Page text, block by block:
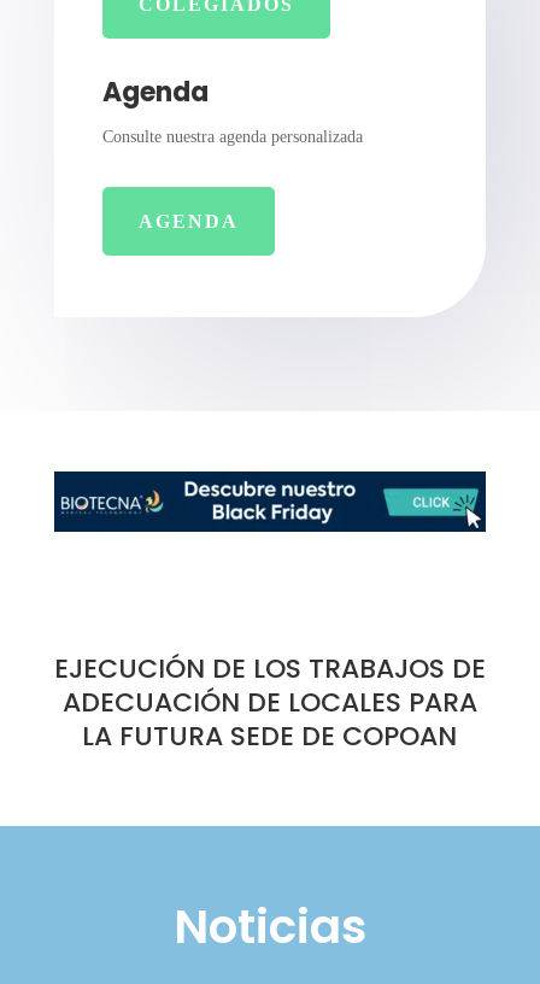
COLEGIADOS
Agenda
Consulte nuestra agenda personalizada
AGENDA
EJECUCIÓN DE LOS TRABAJOS DE
ADECUACIÓN DE LOCALES PARA
LA FUTURA SEDE DE COPOAN
Noticias